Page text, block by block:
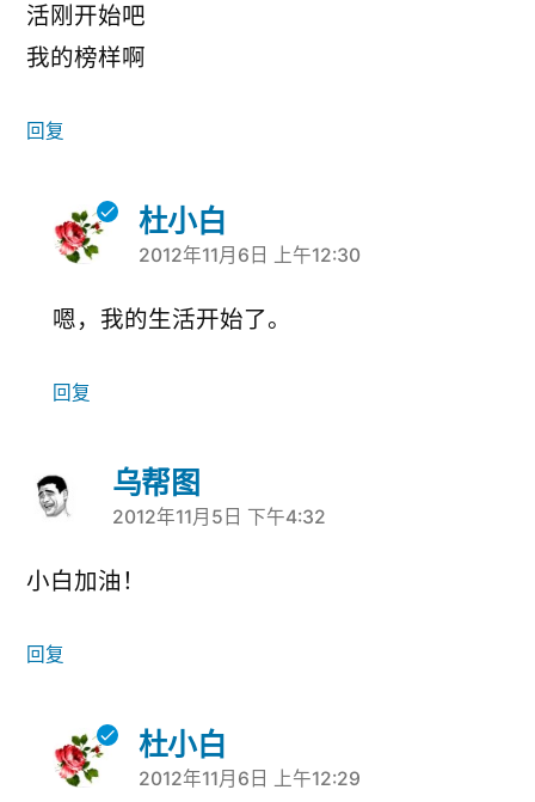
活刚开始吧
我的榜样啊
回复
杜小白
说：
2012年11月6日 上午12:30
嗯，我的生活开始了。
回复
乌帮图
说：
2012年11月5日 下午4:32
小白加油！
回复
杜小白
说：
2012年11月6日 上午12:29